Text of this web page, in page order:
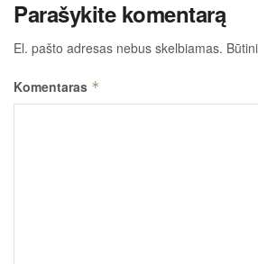
Parašykite komentarą
El. pašto adresas nebus skelbiamas.
Komentaras *